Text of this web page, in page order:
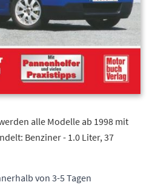
alle Modelle ab 1998 mit
Benziner - 1.0 Liter, 37
von 3-5 Tagen